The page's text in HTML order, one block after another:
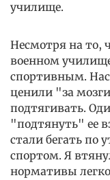
училище.
Несмотря на то,
военном
спортивным.
ценили "за
подтягивать.
"подтянуть" ее
стали бегать по
спортом. Я
нормативы